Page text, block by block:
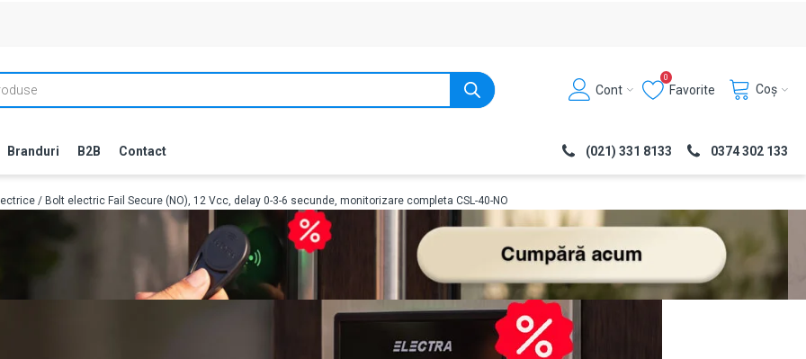
Cont
0
Favorite Coș
Branduri B2B Contact (021) 331 8133 0374 302 133
/ Bolt electric Fail Secure (NO), 12 Vcc, delay 0-3-6 secunde, monitorizare completa CSL-40-NO